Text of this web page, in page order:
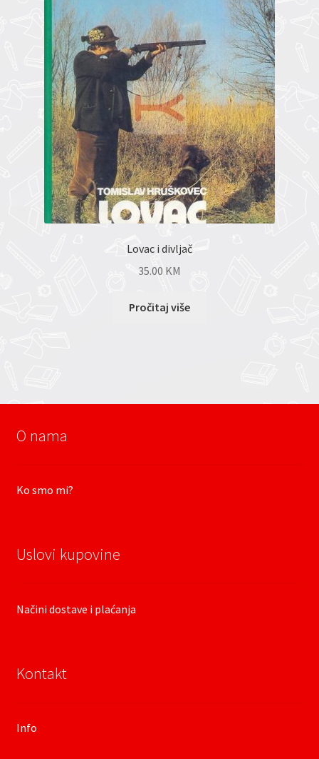
Lovac i divljač
35.00 KM
Pročitaj više
O nama
Ko smo mi?
Uslovi kupovine
Načini dostave i plaćanja
Kontakt
Info